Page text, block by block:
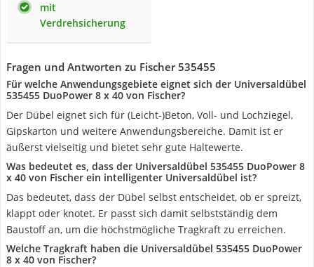
mit
Verdrehsicherung
Fragen und Antworten zu Fischer 535455
Für welche Anwendungsgebiete eignet sich der Universaldübel
535455 DuoPower 8 x 40 von Fischer?
Der Dübel eignet sich für (Leicht-)Beton, Voll- und Lochziegel,
Gipskarton und weitere Anwendungsbereiche. Damit ist er
äußerst vielseitig und bietet sehr gute Haltewerte.
Was bedeutet es, dass der Universaldübel 535455 DuoPower 8
x 40 von Fischer ein intelligenter Universaldübel ist?
Das bedeutet, dass der Dübel selbst entscheidet, ob er spreizt,
klappt oder knotet. Er passt sich damit selbstständig dem
Baustoff an, um die höchstmögliche Tragkraft zu erreichen.
Welche Tragkraft haben die Universaldübel 535455 DuoPower
8 x 40 von Fischer?